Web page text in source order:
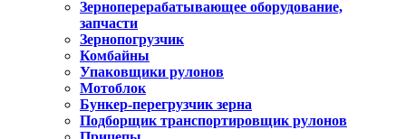
Зерноперерабатывающее оборудование,
запчасти
Зернопогрузчик
Комбайны
Упаковщики рулонов
Мотоблок
Бункер-перегрузчик зерна
Подборщик транспортировщик рулонов